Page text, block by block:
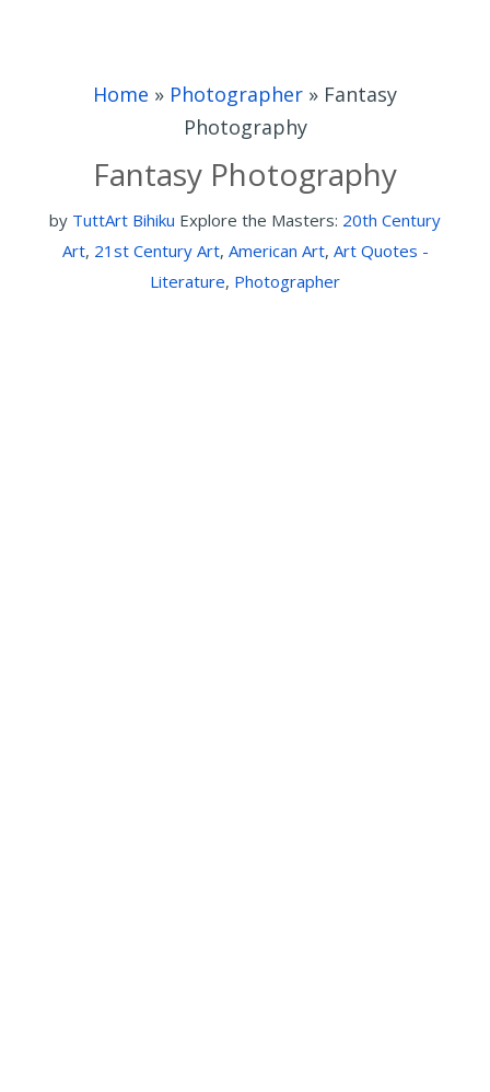
Home » Photographer » Fantasy
Photography
Fantasy Photography
by TuttArt Bihiku Explore the Masters: 20th Century
Art, 21st Century Art, American Art, Art Quotes -
Literature, Photographer